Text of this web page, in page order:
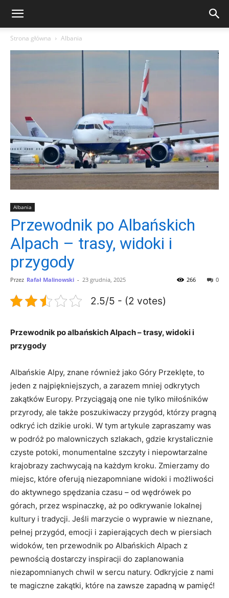
Strona główna Albania
Albania
Przewodnik po Albańskich
Alpach – trasy, widoki i
przygody
Przez Rafał Malinowski - 23 grudnia, 2025 0
266
2.5/5 - (2 votes)
Przewodnik po albańskich ​Alpach – trasy,​ widoki ‌i
przygody
Albańskie⁣ Alpy, znane⁤ również jako Góry Przeklęte, ‍to
jeden z najpiękniejszych, a zarazem mniej odkrytych
zakątków Europy. Przyciągają one nie tylko ‍miłośników
przyrody, ale⁤ także poszukiwaczy przygód, którzy pragną⁣
odkryć ich dzikie uroki. W tym artykule zapraszamy was‍
w podróż‌ po malowniczych szlakach, ⁣gdzie krystalicznie
czyste potoki, monumentalne‌ szczyty i niepowtarzalne
krajobrazy zachwycają na ⁢każdym kroku. ⁣Zmierzamy do
miejsc, które⁤ oferują niezapomniane⁢ widoki i możliwości
do aktywnego ⁣spędzania czasu ‍– od wędrówek po
górach, przez ⁤wspinaczkę, aż​ po odkrywanie lokalnej
kultury ⁤i tradycji. Jeśli marzycie o wyprawie w nieznane, ​
pełnej przygód, emocji‍ i zapierających‌ dech w piersiach
widoków, ten przewodnik po ​Albańskich Alpach z
pewnością dostarczy inspiracji do zaplanowania
niezapomnianych chwil⁣ w sercu natury.‍ Odkryjcie z nami
te magiczne zakątki, które na zawsze zapadną ⁤w pamięć!